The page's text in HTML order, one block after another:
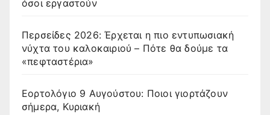
όσοι εργαστούν
Περσείδες 2026: Έρχεται η πιο εντυπωσιακή
νύχτα του καλοκαιριού – Πότε θα δούμε τα
«πεφταστέρια»
Εορτολόγιο 9 Αυγούστου: Ποιοι γιορτάζουν
σήμερα, Κυριακή